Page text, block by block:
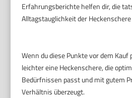
Erfahrungsberichte helfen dir, die
Alltagstauglichkeit der
Wenn du diese Punkte vor dem
leichter eine Heckenschere, die
Bedürfnissen passt und mit gutem
Verhältnis überzeugt.